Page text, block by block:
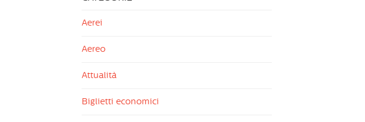
Aerei
Aereo
Attualità
Biglietti economici